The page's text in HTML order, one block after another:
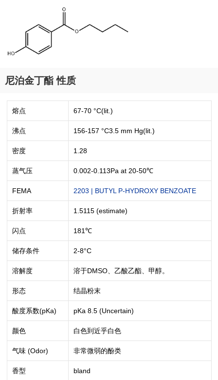
尼泊金丁酯 性质
熔点 67-70 °C(lit.)
沸点 156-157 °C3.5 mm Hg(lit.)
密度 1.28
蒸气压 0.002-0.113Pa at 20-50℃
FEMA 2203 | BUTYL P-HYDROXY BENZOATE
折射率 1.5115 (estimate)
闪点 181℃
储存条件 2-8°C
溶解度 溶于DMSO、乙酸乙酯、甲醇。
形态 结晶粉末
酸度系数(pKa) pKa 8.5 (Uncertain)
颜色 白色到近乎白色
气味 (Odor) 非常微弱的酚类
香型 bland